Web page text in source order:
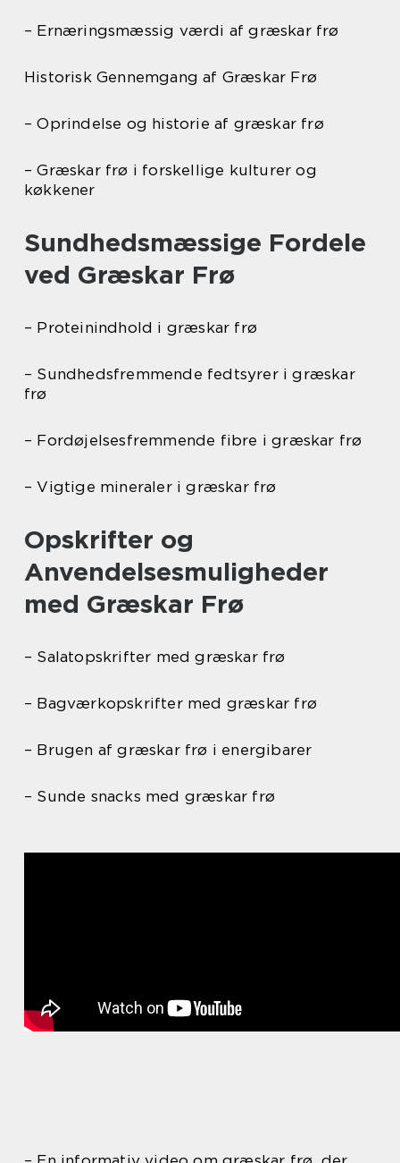
– Ernæringsmæssig værdi af græskar frø
Historisk Gennemgang af Græskar Frø
– Oprindelse og historie af græskar frø
– Græskar frø i forskellige kulturer og
køkkener
Sundhedsmæssige Fordele
ved Græskar Frø
– Proteinindhold i græskar frø
– Sundhedsfremmende fedtsyrer i græskar
frø
– Fordøjelsesfremmende fibre i græskar frø
– Vigtige mineraler i græskar frø
Opskrifter og
Anvendelsesmuligheder
med Græskar Frø
– Salatopskrifter med græskar frø
– Bagværkopskrifter med græskar frø
– Brugen af græskar frø i energibarer
– Sunde snacks med græskar frø